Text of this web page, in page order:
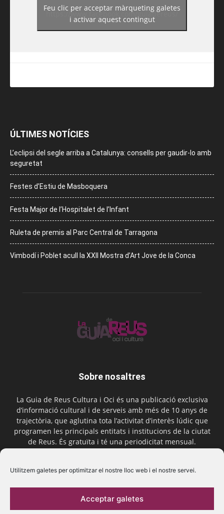
Utilitzem galetes per optimitzar el nostre lloc web i el nostre servei.
Acceptar galetes
https://www.facebook.com/guiadereus/
Feu clic per acceptar màrqueting galetes
i activar aquest contingut
ÚLTIMES NOTÍCIES
L’eclipsi del segle arriba a Catalunya: consells per gaudir-lo amb
seguretat
Festes d’Estiu de Masboquera
Festa Major de l’Hospitalet de l’Infant
Ruleta de premis al Parc Central de Tarragona
Vimbodí i Poblet acull la XXII Mostra d’Art Jove de la Conca
Sobre nosaltres
La Guia de Reus Cultura i Oci és una publicació exclusiva
d’informació cultural i de serveis amb més de 10 anys de
trajectòria, que aglutina tota l’activitat d’interès lúdic que
programen les principals entitats i institucions de la ciutat
de Reus. És gratuïta i té una periodicitat mensual.
Segueix-nos